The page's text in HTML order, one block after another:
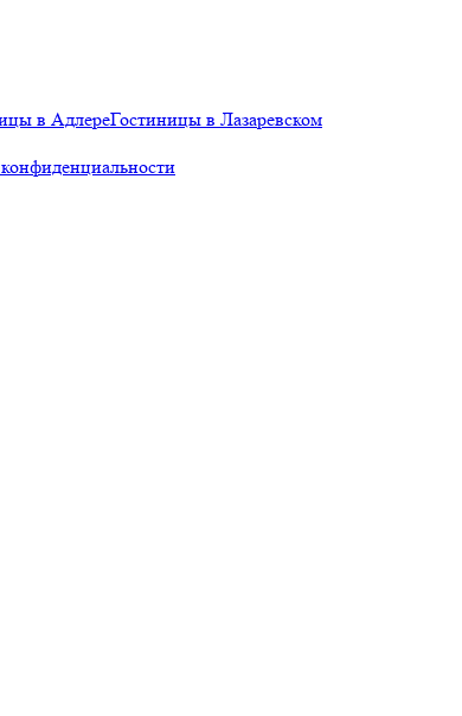
в АдлереГостиницы в Лазаревском